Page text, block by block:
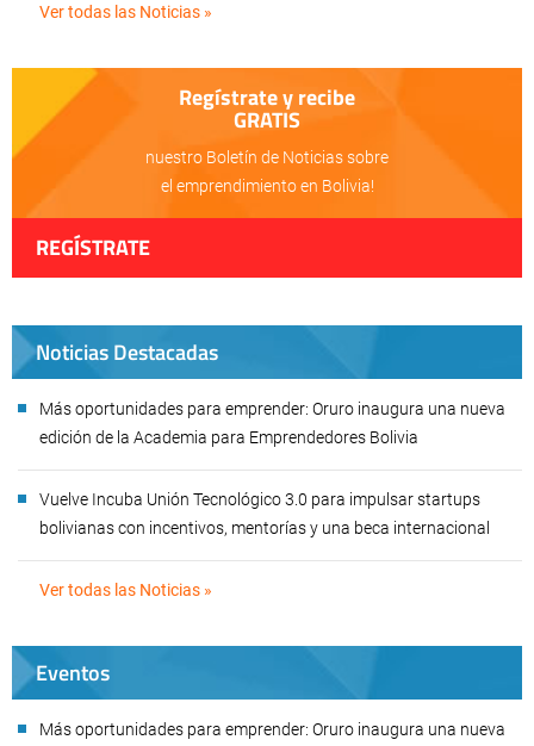
Ver todas las Noticias »
Regístrate y recibe
GRATIS
nuestro Boletín de Noticias sobre
el emprendimiento en Bolivia!
REGÍSTRATE
Noticias Destacadas
Más oportunidades para emprender: Oruro inaugura una nueva
edición de la Academia para Emprendedores Bolivia
Vuelve Incuba Unión Tecnológico 3.0 para impulsar startups
bolivianas con incentivos, mentorías y una beca internacional
Ver todas las Noticias »
Eventos
Más oportunidades para emprender: Oruro inaugura una nueva